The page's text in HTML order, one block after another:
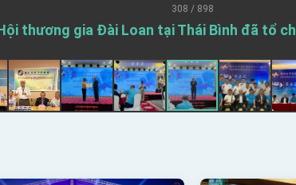
Arizona, advancing Taiwan-US exchanges and
308 / 898
thương gia Đài Loan tại Thái Bình đã tổ